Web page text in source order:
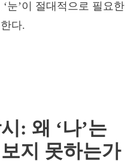
눈’이 절대적으로 필요한
다.
: 왜 ‘나’는
지 못하는가